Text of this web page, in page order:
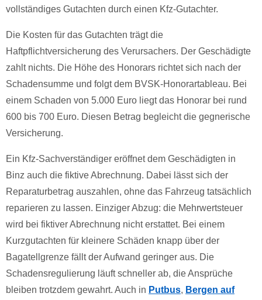
vollständiges Gutachten durch einen Kfz-Gutachter.
Die Kosten für das Gutachten trägt die
Haftpflichtversicherung des Verursachers. Der Geschädigte
zahlt nichts. Die Höhe des Honorars richtet sich nach der
Schadensumme und folgt dem BVSK-Honorartableau. Bei
einem Schaden von 5.000 Euro liegt das Honorar bei rund
600 bis 700 Euro. Diesen Betrag begleicht die gegnerische
Versicherung.
Ein Kfz-Sachverständiger eröffnet dem Geschädigten in
Binz auch die fiktive Abrechnung. Dabei lässt sich der
Reparaturbetrag auszahlen, ohne das Fahrzeug tatsächlich
reparieren zu lassen. Einziger Abzug: die Mehrwertsteuer
wird bei fiktiver Abrechnung nicht erstattet. Bei einem
Kurzgutachten für kleinere Schäden knapp über der
Bagatellgrenze fällt der Aufwand geringer aus. Die
Schadensregulierung läuft schneller ab, die Ansprüche
bleiben trotzdem gewahrt. Auch in Putbus, Bergen auf